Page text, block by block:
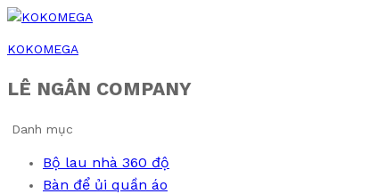
KOKOMEGA
LÊ NGÂN COMPANY
Danh mục
Bộ lau nhà 360 độ
Bàn để ủi quần áo